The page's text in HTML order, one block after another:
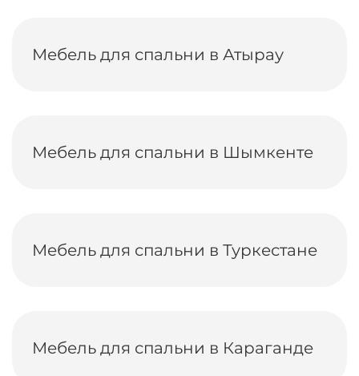
Мебель для спальни в Атырау
Мебель для спальни в Шымкенте
Мебель для спальни в Туркестане
Мебель для спальни в Караганде